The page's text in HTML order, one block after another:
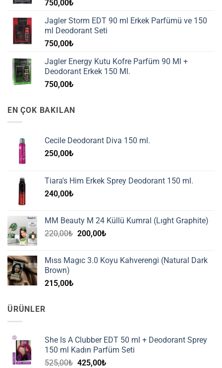
750,00₺
Jagler Storm EDT 90 ml Erkek Parfümü ve 150
ml Deodorant Seti
750,00₺
Jagler Energy Kutu Kofre Parfüm 90 Ml +
Deodorant Erkek 150 Ml.
750,00₺
EN ÇOK BAKILAN
Cecile Deodorant Diva 150 ml.
250,00₺
Tiara's Him Erkek Sprey Deodorant 150 ml.
240,00₺
MM Beauty M 24 Küllü Kumral (Lıght Graphite)
220,00₺ Orijinal
200,00₺Şu
200,00₺.
Mıss Magıc 3.0 Koyu Kahverengi (Natural Dark
Brown)
215,00₺
ÜRÜNLER
She Is A Clubber EDT 50 ml + Deodorant Sprey
150 ml Kadın Parfüm Seti
525,00₺ Orijinal
425,00₺Şu